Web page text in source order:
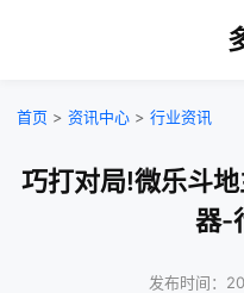
首页 > 资讯中心 > 行业资讯
巧打对局!微乐斗
器-
发布时间：